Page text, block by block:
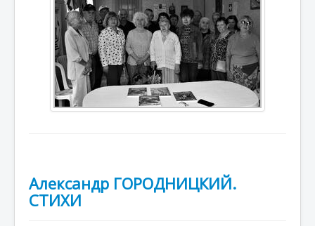
Александр ГОРОДНИЦКИЙ.
СТИХИ